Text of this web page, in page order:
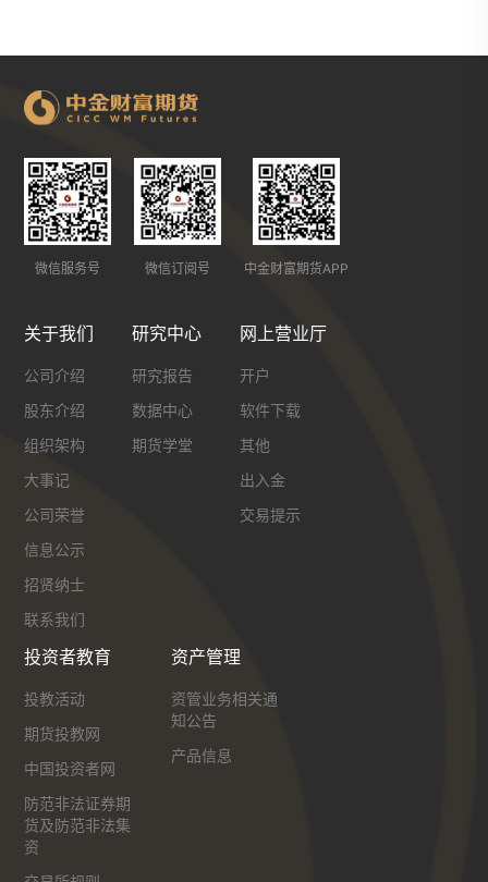
微信服务号 微信订阅号 中金财富期货APP
关于我们
公司介绍
股东介绍
组织架构
大事记
公司荣誉
信息公示
招贤纳士
联系我们
研究中心
研究报告
数据中心
期货学堂
网上营业厅
开户
软件下载
其他
出入金
交易提示
投资者教育
投教活动
期货投教网
中国投资者网
防范非法证券期
货及防范非法集
资
资产管理
资管业务相关通
知公告
产品信息